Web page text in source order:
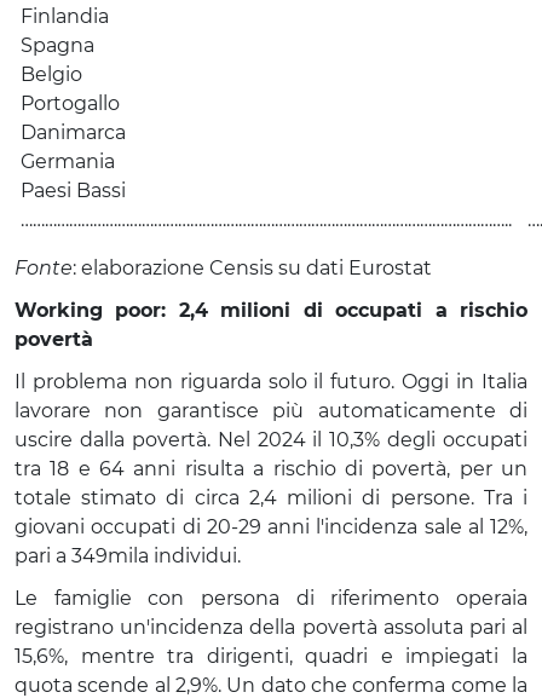
Finlandia
Spagna
Belgio
Portogallo
Danimarca
Germania
Paesi Bassi
…………………………………………………………………………………………………………..
Fonte: elaborazione Censis su dati Eurostat
Working poor: 2,4 milioni di occupati a rischio
povertà
Il problema non riguarda solo il futuro. Oggi in Italia
lavorare non garantisce più automaticamente di
uscire dalla povertà. Nel 2024 il 10,3% degli occupati
tra 18 e 64 anni risulta a rischio di povertà, per un
totale stimato di circa 2,4 milioni di persone. Tra i
giovani occupati di 20-29 anni l'incidenza sale al 12%,
pari a 349mila individui.
Le famiglie con persona di riferimento operaia
registrano un'incidenza della povertà assoluta pari al
15,6%, mentre tra dirigenti, quadri e impiegati la
quota scende al 2,9%. Un dato che conferma come la